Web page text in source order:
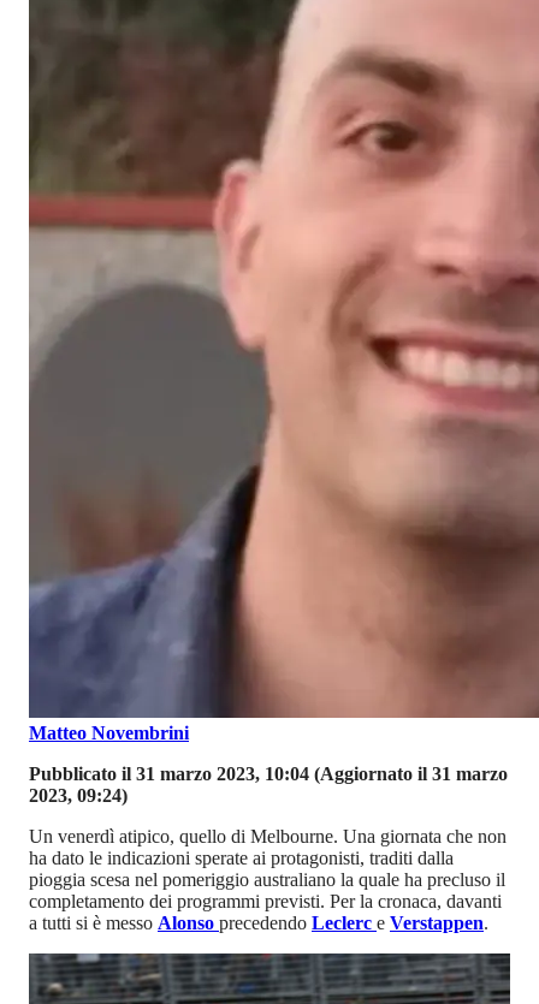
Matteo Novembrini
Pubblicato il 31 marzo 2023, 10:04 (Aggiornato il 31 marzo
2023, 09:24)
Un venerdì atipico, quello di Melbourne. Una giornata che non
ha dato le indicazioni sperate ai protagonisti, traditi dalla
pioggia scesa nel pomeriggio australiano la quale ha precluso il
completamento dei programmi previsti. Per la cronaca, davanti
a tutti si è messo Alonso precedendo Leclerc e Verstappen.